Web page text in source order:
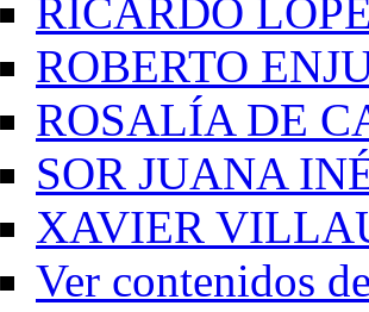
RICARDO
ROBERTO
ROSALÍA DE
SOR JUANA
XAVIER
Ver contenidos